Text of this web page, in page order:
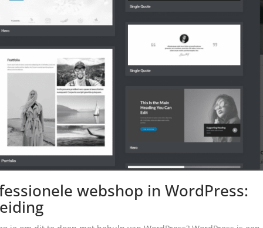
webshop in WordPress: